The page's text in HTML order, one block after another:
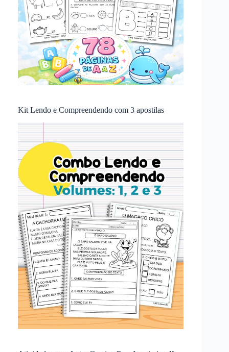
Kit Lendo e Compreendendo com 3 apostilas